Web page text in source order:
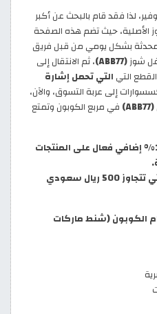
لذا فقد قام بالبحث عن أكبر
حيث تضم هذه الصفحة
بشكل يومي من قبل فريق
شوز(ABB77)
، ثم الانتقال إلى
التي تحمل إشارة
إلى عربة التسوق، والآن،
(ABB77)
في مربع الكوبون وتمتع
كود خصم ليفل شوز 10% إضافي فعال على المنتجات
شحن مجاني للطلبات التي تتجاوز 500 ريال سعودي
الكوبون (شنط ماركات